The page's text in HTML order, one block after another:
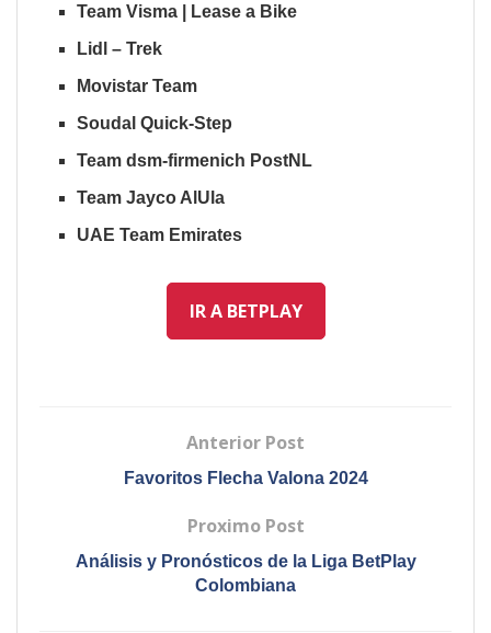
Team Visma | Lease a Bike
Lidl – Trek
Movistar Team
Soudal Quick-Step
Team dsm-firmenich PostNL
Team Jayco AlUla
UAE Team Emirates
IR A BETPLAY
Anterior Post
Favoritos Flecha Valona 2024
Proximo Post
Análisis y Pronósticos de la Liga BetPlay
Colombiana